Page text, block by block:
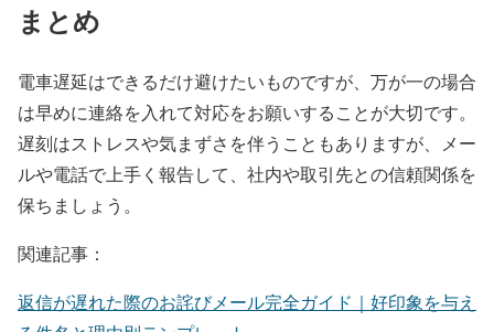
まとめ
電車遅延はできるだけ避けたいものですが、万が一の場合
は早めに連絡を入れて対応をお願いすることが大切です。
遅刻はストレスや気まずさを伴うこともありますが、メー
ルや電話で上手く報告して、社内や取引先との信頼関係を
保ちましょう。
関連記事：
返信が遅れた際のお詫びメール完全ガイド｜好印象を与え